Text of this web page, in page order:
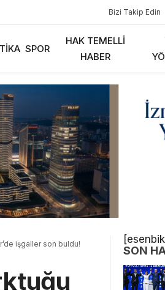
Bizi Takip Edin
SPOR
HAK TEMELLI
HABER
işgaller son buldu!
SON